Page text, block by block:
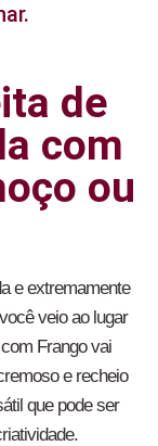
de
com
ou
e extremamente
veio ao lugar
Frango vai
e recheio
que pode ser